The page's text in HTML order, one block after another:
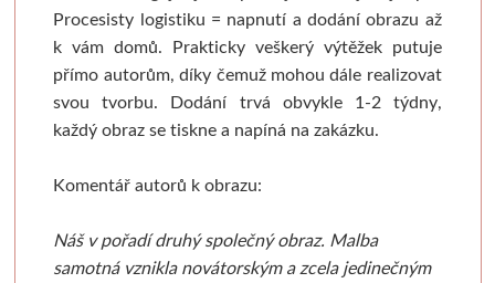
Světla
Štětce
Široké a tupovací
Pera a štětce
Kaligrafické fixy
Gumy a pryže
Dřevo a hmoty
Přípravky a
Pěnové desky
Pěnové "kapa" desky
Kartony, sololity
Oválné rámy
Malé oválné rámečky
Sesponkované rámy
Šablony
Nepálský
Mixované
Pevná vazba
Vytrhávací bločky
Luxusní
Beavercraft
Dláta
Borciani & Bonazzi
Procesisty logistiku = napnutí a dodání obrazu až
k vám domů. Prakticky veškerý výtěžek putuje
přímo autorům, díky čemuž mohou dále realizovat
svou tvorbu. Dodání trvá obvykle 1-2 týdny,
každý obraz se tiskne a napíná na zakázku.
Komentář autorů k obrazu:
Náš v pořadí druhý společný obraz. Malba
samotná vznikla novátorským a zcela jedinečným